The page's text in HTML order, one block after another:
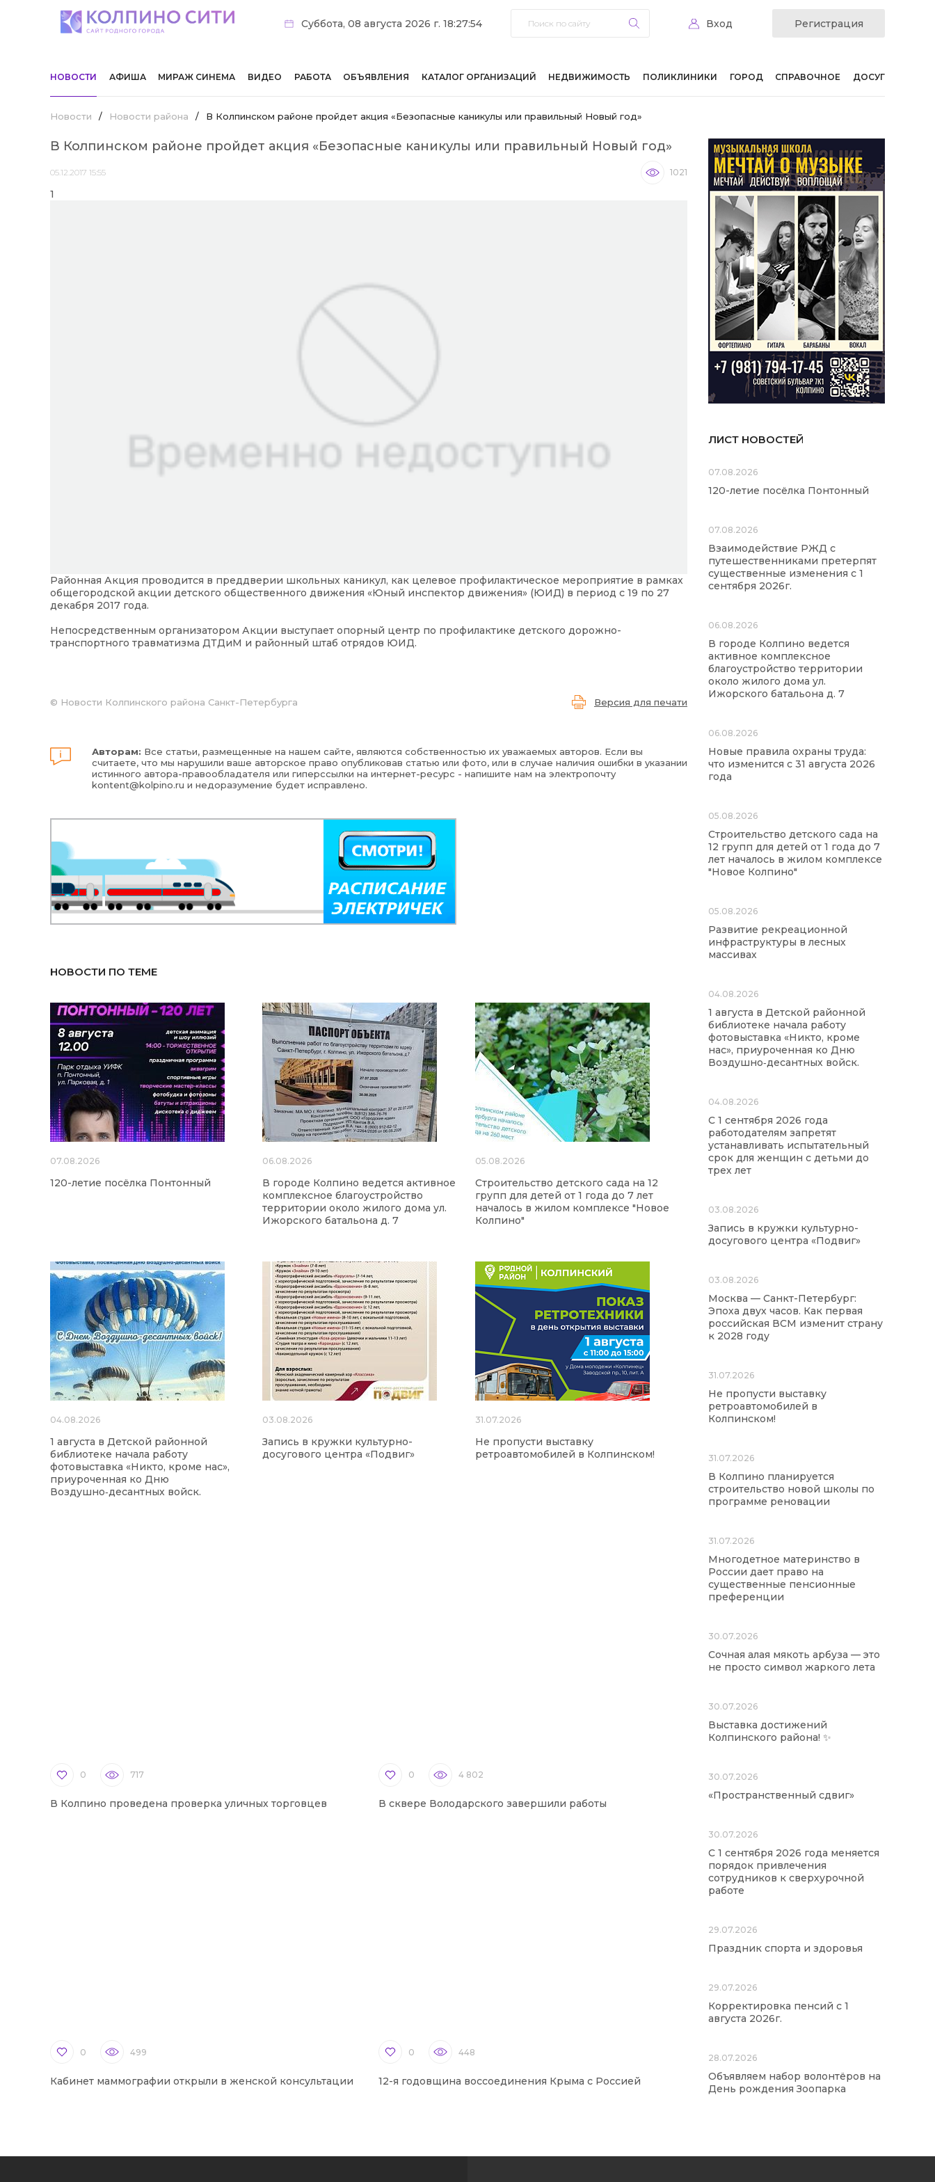
Суббота, 08 августа 2026 г. 18:27:54 Вход Регистрация
НОВОСТИ АФИША МИРАЖ СИНЕМА ВИДЕО РАБОТА ОБЪЯВЛЕНИЯ КАТАЛОГ ОРГАНИЗАЦИЙ НЕДВИЖИМОСТЬ ПОЛИКЛИНИКИ ГОРОД СПРАВОЧНОЕ ДОСУГ
Новости / Новости района / В Колпинском районе пройдет акция «Безопасные каникулы или правильный Новый год»
В Колпинском районе пройдет акция «Безопасные каникулы или правильный Новый год»
05.12.2017 15:55 1021
1
Районная Акция проводится в преддверии школьных каникул, как целевое профилактическое мероприятие в рамках
общегородской акции детского общественного движения «Юный инспектор движения» (ЮИД) в период с 19 по 27
декабря 2017 года.
Непосредственным организатором Акции выступает опорный центр по профилактике детского дорожно-
транспортного травматизма ДТДиМ и районный штаб отрядов ЮИД.
© Новости Колпинского района Санкт-Петербурга Версия для печати
Авторам: Все статьи, размещенные на нашем сайте, являются собственностью их уважаемых авторов. Если вы
считаете, что мы нарушили ваше авторское право опубликовав статью или фото, или в случае наличия ошибки в указании
истинного автора-правообладателя или гиперссылки на интернет-ресурс - напишите нам на электропочту
kontent@kolpino.ru и недоразумение будет исправлено.
НОВОСТИ ПО ТЕМЕ
07.08.2026
120-летие посёлка Понтонный
06.08.2026
В городе Колпино ведется активное
комплексное благоустройство
территории около жилого дома ул.
Ижорского батальона д. 7
05.08.2026
Строительство детского сада на 12
групп для детей от 1 года до 7 лет
началось в жилом комплексе "Новое
Колпино"
04.08.2026
1 августа в Детской районной
библиотеке начала работу
фотовыставка «Никто, кроме нас»,
приуроченная ко Дню
Воздушно‑десантных войск.
03.08.2026
Запись в кружки культурно-
досугового центра «Подвиг»
31.07.2026
Не пропусти выставку
ретроавтомобилей в Колпинском!
0 717
В Колпино проведена проверка уличных торговцев
0 4 802
В сквере Володарского завершили работы
0 499
Кабинет маммографии открыли в женской консультации
0 448
12-я годовщина воссоединения Крыма с Россией
ЛИСТ НОВОСТЕЙ
07.08.2026
120-летие посёлка Понтонный
07.08.2026
Взаимодействие РЖД с
путешественниками претерпят
существенные изменения с 1
сентября 2026г.
06.08.2026
В городе Колпино ведется
активное комплексное
благоустройство территории
около жилого дома ул.
Ижорского батальона д. 7
06.08.2026
Новые правила охраны труда:
что изменится с 31 августа 2026
года
05.08.2026
Строительство детского сада на
12 групп для детей от 1 года до 7
лет началось в жилом комплексе
"Новое Колпино"
05.08.2026
Развитие рекреационной
инфраструктуры в лесных
массивах
04.08.2026
1 августа в Детской районной
библиотеке начала работу
фотовыставка «Никто, кроме
нас», приуроченная ко Дню
Воздушно‑десантных войск.
04.08.2026
С 1 сентября 2026 года
работодателям запретят
устанавливать испытательный
срок для женщин с детьми до
трех лет
03.08.2026
Запись в кружки культурно-
досугового центра «Подвиг»
03.08.2026
Москва — Санкт-Петербург:
Эпоха двух часов. Как первая
российская ВСМ изменит страну
к 2028 году
31.07.2026
Не пропусти выставку
ретроавтомобилей в
Колпинском!
31.07.2026
В Колпино планируется
строительство новой школы по
программе реновации
31.07.2026
Многодетное материнство в
России дает право на
существенные пенсионные
преференции
30.07.2026
Сочная алая мякоть арбуза — это
не просто символ жаркого лета
30.07.2026
Выставка достижений
Колпинского района! ✨
30.07.2026
«Пространственный сдвиг»
30.07.2026
С 1 сентября 2026 года меняется
порядок привлечения
сотрудников к сверхурочной
работе
29.07.2026
Праздник спорта и здоровья
29.07.2026
Корректировка пенсий с 1
августа 2026г.
28.07.2026
Объявляем набор волонтёров на
День рождения Зоопарка